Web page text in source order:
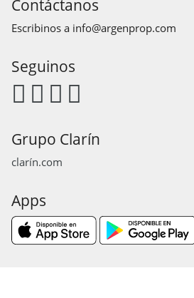
Contáctanos
Escribinos a info@argenprop.com
Seguinos
Grupo Clarín
clarín.com
Apps